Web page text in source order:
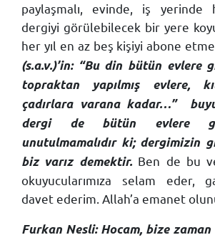
paylaşmalı, evinde, iş yerinde
dergiyi görülebilecek bir yere
her yıl en az beş kişiyi abone
(s.a.v.)’in: “Bu din bütün evlere
topraktan yapılmış evlere,
çadırlara varana kadar…”
dergi de bütün evlere
unutulmamalıdır ki; dergimizin
biz varız demektir. Ben de bu
okuyucularımıza selam eder,
davet ederim. Allah’a emanet
Furkan Nesli: Hocam, bize zaman